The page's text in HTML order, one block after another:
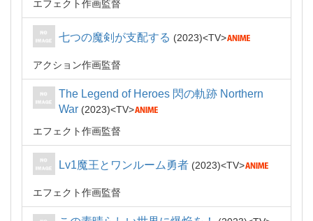
エフェクト作画監督
七つの魔剣が支配する 2023 TV
アクション作画監督
The Legend of Heroes 閃の軌跡 Northern
War
2023
TV
エフェクト作画監督
Lv1魔王とワンルーム勇者 2023 TV
エフェクト作画監督